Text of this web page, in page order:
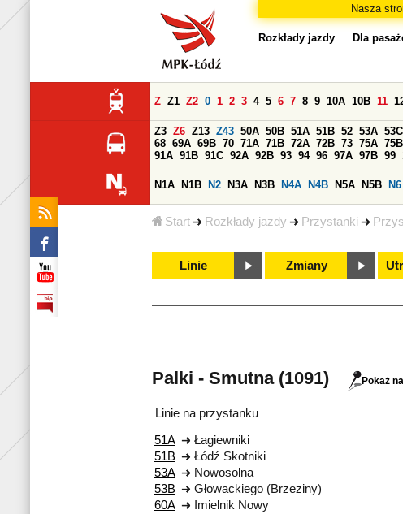
Nasza
Start Rozkłady jazdy Przystanki
Rozkłady jazdy Dla
Z Z1 Z2 0 1 2 3 4 5 6 7 8 9 10A 10B 11
Z3 Z6 Z13 Z43 50A 50B 51A 51B 52 53A 53C
68 69A 69B 70 71A 71B 72A 72B 73 75A 75B
91A 91B 91C 92A 92B 93 94 96 97A 97B 99
N1A N1B N2 N3A N3B N4A N4B N5A N5B N6
Linie Zmiany
Palki - Smutna (1091) Pokaż
Linie na przystanku
51A
Łagiewniki
51B
Łódź Skotniki
53A
Nowosolna
53B
Głowackiego (Brzeziny)
60A
Imielnik Nowy